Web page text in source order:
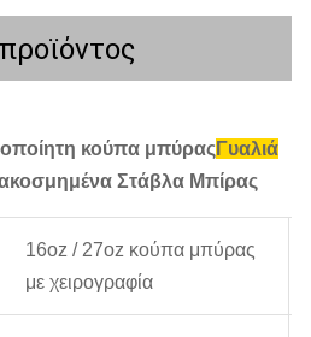
κούπα μπύρας Γυαλιά
Στάβλα Μπίρας
16oz / 27oz κούπα μπύρας
με χειρογραφία